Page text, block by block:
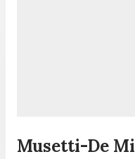
Musetti-De